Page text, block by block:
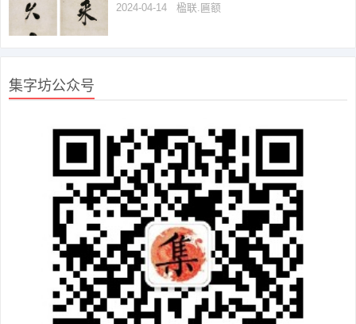
2024-04-14 楹联.匾额
集字坊公众号